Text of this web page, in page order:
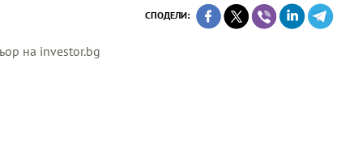
СПОДЕЛИ:
на investor.bg